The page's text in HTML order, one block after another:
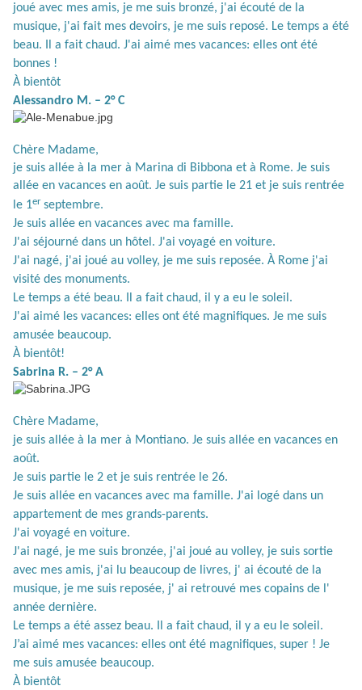
joué avec mes amis, je me suis bronzé, j'ai écouté de la
musique, j'ai fait mes devoirs, je me suis reposé. Le temps a été
beau. Il a fait chaud. J'ai aimé mes vacances: elles ont été
bonnes !
À bientôt
Alessandro M. – 2° C
Chère Madame,
je suis allée à la mer à Marina di Bibbona et à Rome. Je suis
allée en vacances en août. Je suis partie le 21 et je suis rentrée
le 1er septembre.
Je suis allée en vacances avec ma famille.
J'ai séjourné dans un hôtel. J'ai voyagé en voiture.
J'ai nagé, j'ai joué au volley, je me suis reposée. À Rome j'ai
visité des monuments.
Le temps a été beau. Il a fait chaud, il y a eu le soleil.
J'ai aimé les vacances: elles ont été magnifiques. Je me suis
amusée beaucoup.
À bientôt!
Sabrina R. – 2° A
Chère Madame,
je suis allée à la mer à Montiano. Je suis allée en vacances en
août.
Je suis partie le 2 et je suis rentrée le 26.
Je suis allée en vacances avec ma famille. J'ai logé dans un
appartement de mes grands-parents.
J'ai voyagé en voiture.
J'ai nagé, je me suis bronzée, j'ai joué au volley, je suis sortie
avec mes amis, j'ai lu beaucoup de livres, j' ai écouté de la
musique, je me suis reposée, j' ai retrouvé mes copains de l'
année dernière.
Le temps a été assez beau. Il a fait chaud, il y a eu le soleil.
J’ai aimé mes vacances: elles ont été magnifiques, super ! Je
me suis amusée beaucoup.
À bientôt